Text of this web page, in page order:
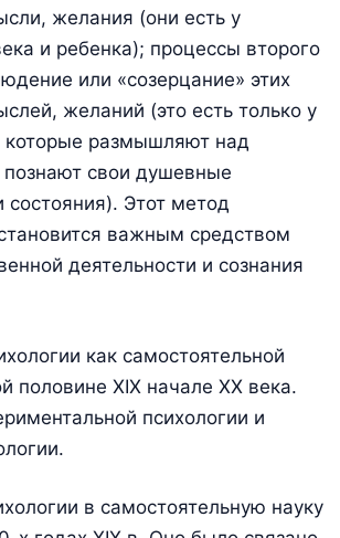
желания (они есть у
и ребенка); процессы второго
или «созерцание» этих
желаний (это есть только у
размышляют над
свои душевные
Этот метод
важным средством
деятельности и сознания
как самостоятельной
половине XIX начале XX века.
психологии и
в самостоятельную науку